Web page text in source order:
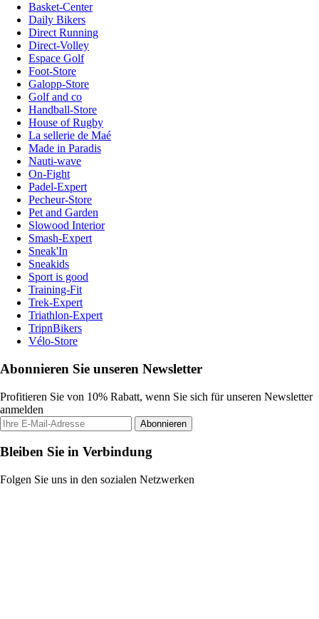
Basket-Center
Daily Bikers
Direct Running
Direct-Volley
Espace Golf
Foot-Store
Galopp-Store
Golf and co
Handball-Store
House of Rugby
La sellerie de Maé
Made in Paradis
Nauti-wave
On-Fight
Padel-Expert
Pecheur-Store
Pet and Garden
Slowood Interior
Smash-Expert
Sneak'In
Sneakids
Sport is good
Training-Fit
Trek-Expert
Triathlon-Expert
TripnBikers
Vélo-Store
Abonnieren Sie unseren Newsletter
Profitieren Sie von 10% Rabatt, wenn Sie sich für unseren Newsletter
anmelden
Abonnieren
Bleiben Sie in Verbindung
Folgen Sie uns in den sozialen Netzwerken